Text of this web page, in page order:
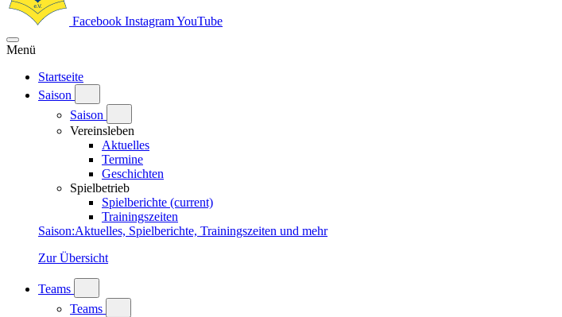
Facebook InstagramYouTube
Menü
Startseite
Saison
Saison
Vereinsleben
Aktuelles
Termine
Geschichten
Spielbetrieb
Spielberichte (current)
Trainingszeiten
Saison:Aktuelles, Spielberichte, Trainingszeiten und mehr
Zur Übersicht
Teams
Teams